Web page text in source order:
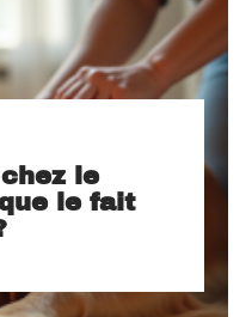
le
le fait